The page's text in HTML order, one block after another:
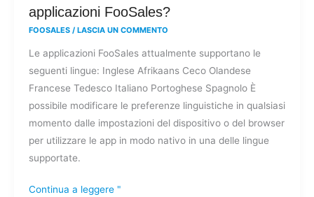
applicazioni FooSales?
FOOSALES / LASCIA UN COMMENTO
Le applicazioni FooSales attualmente supportano le
seguenti lingue: Inglese Afrikaans Ceco Olandese
Francese Tedesco Italiano Portoghese Spagnolo È
possibile modificare le preferenze linguistiche in qualsiasi
momento dalle impostazioni del dispositivo o del browser
per utilizzare le app in modo nativo in una delle lingue
supportate.
sono
supportate
dalle
applicazioni
FooSales?
Continua a leggere "